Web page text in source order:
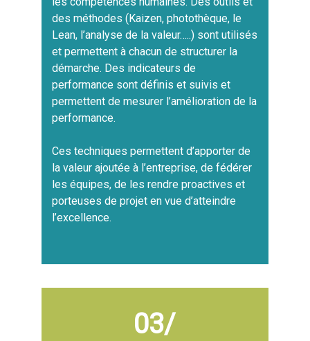
des méthodes (Kaizen, photothèque, le
Lean, l’analyse de la valeur…..) sont utilisés
et permettent à chacun de structurer la
démarche. Des indicateurs de
performance sont définis et suivis et
permettent de mesurer l’amélioration de la
performance.
Ces techniques permettent d’apporter de
la valeur ajoutée à l’entreprise, de fédérer
les équipes, de les rendre proactives et
porteuses de projet en vue d’atteindre
l’excellence.
03/